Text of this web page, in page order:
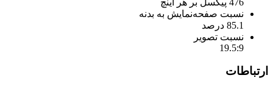
نسبت صفحه‌نمایش به بدنه
85.1 درصد
نسبت تصویر
19.5:9
ارتباطات